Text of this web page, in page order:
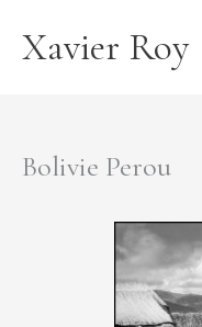
Xavier Roy
Bolivie Perou